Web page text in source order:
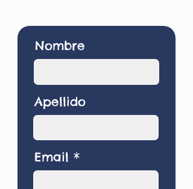
Nombre
Apellido
Email